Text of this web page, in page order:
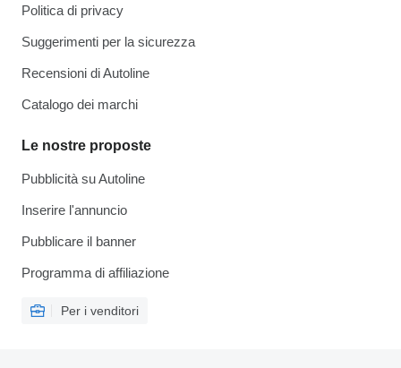
Politica di privacy
Suggerimenti per la sicurezza
Recensioni di Autoline
Catalogo dei marchi
Le nostre proposte
Pubblicità su Autoline
Inserire l'annuncio
Pubblicare il banner
Programma di affiliazione
Per i venditori